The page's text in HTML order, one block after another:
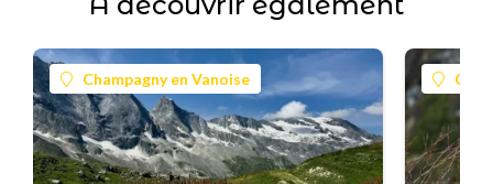
Champagny en Vanoise